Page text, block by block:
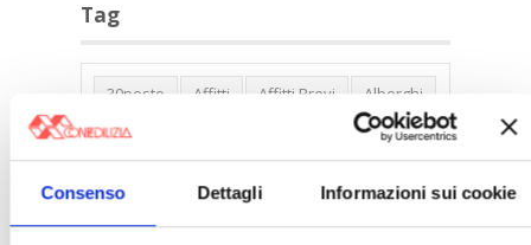
Consenso Dettagli Informazioni sui cookie
Tag
30posto Affitti Affitti Brevi
Alberghi
Assemblea Condominio
Banca Woolwich
Buon Senso
Cambioabitazione